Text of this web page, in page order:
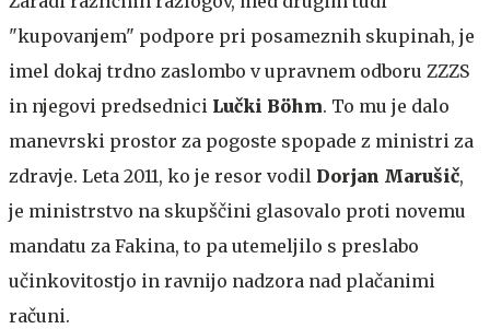
"kupovanjem" podpore pri posameznih skupinah, je
imel dokaj trdno zaslombo v upravnem odboru ZZZS
in njegovi predsednici Lučki Böhm. To mu je dalo
manevrski prostor za pogoste spopade z ministri za
zdravje. Leta 2011, ko je resor vodil Dorjan Marušič,
je ministrstvo na skupščini glasovalo proti novemu
mandatu za Fakina, to pa utemeljilo s preslabo
učinkovitostjo in ravnijo nadzora nad plačanimi
računi.